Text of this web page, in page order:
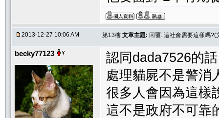
2013-12-27 10:06 AM 第13樓 文章主題: 回覆: 這社會需要這樣嗎?(
becky77123
認同dada7526的話
處理貓屍不是警消
很多人會因為這樣
這不是政府不可靠